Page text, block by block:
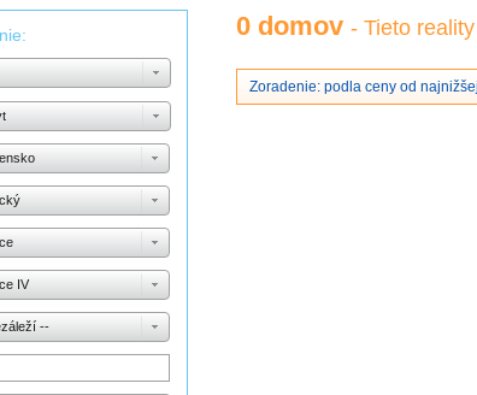
IV
--
0 domov- Tieto
Zoradenie: podla ceny od najnižšej